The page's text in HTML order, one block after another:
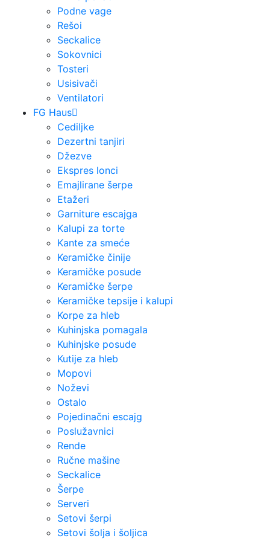
Podne vage
Rešoi
Seckalice
Sokovnici
Tosteri
Usisivači
Ventilatori
FG Haus
Cediljke
Dezertni tanjiri
Džezve
Ekspres lonci
Emajlirane šerpe
Etažeri
Garniture escajga
Kalupi za torte
Kante za smeće
Keramičke činije
Keramičke posude
Keramičke šerpe
Keramičke tepsije i kalupi
Korpe za hleb
Kuhinjska pomagala
Kuhinjske posude
Kutije za hleb
Mopovi
Noževi
Ostalo
Pojedinačni escajg
Poslužavnici
Rende
Ručne mašine
Seckalice
Šerpe
Serveri
Setovi šerpi
Setovi šolja i šoljica